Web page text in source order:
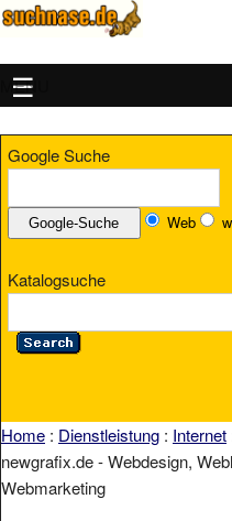
MENU
Google Suche
Web
Katalogsuche
Home : Dienstleistung : Internet
newgrafix.de - Webdesign,
Webmarketing